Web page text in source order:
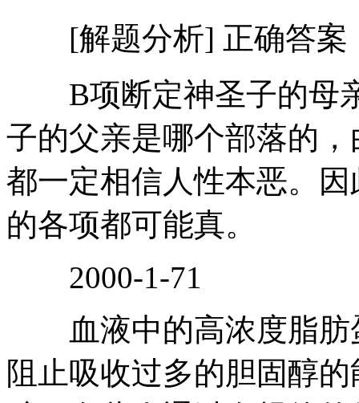
[解题分析] 正确答案
B项断定神圣子的母
子的父亲是哪个部落的
都一定相信人性本恶。
的各项都可能真。
2000-1-71
血液中的高浓度脂肪
阻止吸收过多的胆固醇